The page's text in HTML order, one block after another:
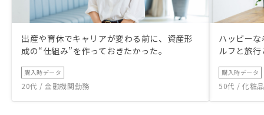
出産や育休でキャリアが変わる前に、資産形
成の“仕組み”を作っておきたかった。
購入時データ
20代 / 金融機関勤務
ハッピー
ルフと旅
購入時データ
50代 / 化粧